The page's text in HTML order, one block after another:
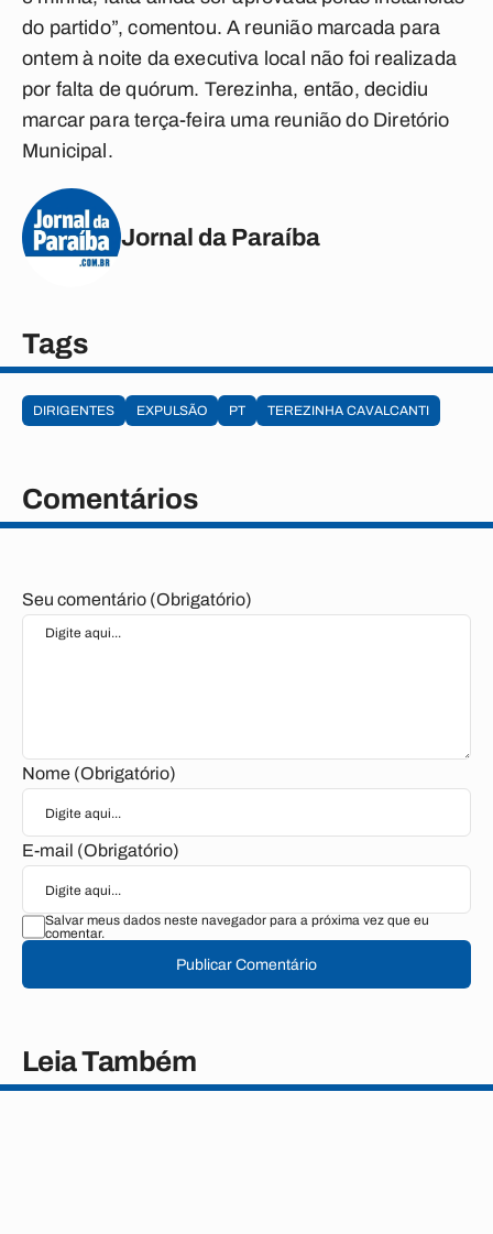
do partido”, comentou. A reunião marcada para
ontem à noite da executiva local não foi realizada
por falta de quórum. Terezinha, então, decidiu
marcar para terça-feira uma reunião do Diretório
Municipal.
Jornal da Paraíba
Tags
DIRIGENTES EXPULSÃO PT TEREZINHA CAVALCANTI
Comentários
Seu comentário (Obrigatório)
Nome (Obrigatório)
E-mail (Obrigatório)
Salvar meus dados neste navegador para a próxima vez que eu
comentar.
Publicar Comentário
Leia Também